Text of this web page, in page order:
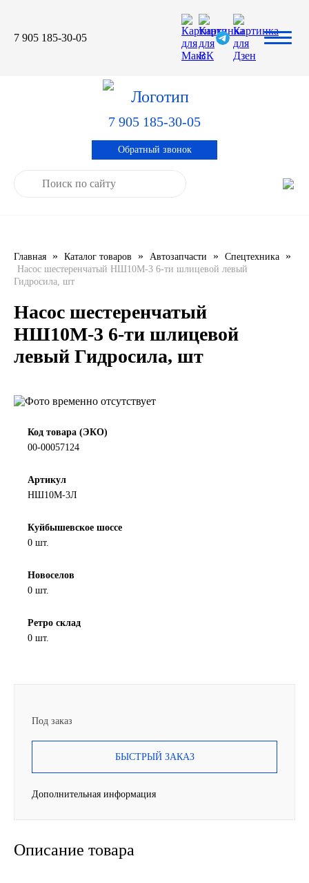
7 905 185-30-05
ELF
IDEMITSU
LIQUI MOLY
LUXE
MANNOL
MOBIL
OIL RIGHT
Petro Canada
REPSOL
SINTEC
UNIX
BP VISCO
Специальная оценка условий труда
Применяемость тормозных
Система контроля качества
Сертификация продукции
7 905 185-30-05
Обратный звонок
Главная » Каталог товаров » Автозапчасти » Спецтехника »
Насос шестеренчатый НШ10М-3 6-ти шлицевой левый
Гидросила, шт
Насос шестеренчатый
НШ10М-3 6-ти шлицевой
левый Гидросила, шт
Код товара (ЭКО)
00-00057124
Артикул
НШ10М-3Л
Куйбышевское шоссе
0 шт.
Новоселов
0 шт.
Ретро склад
0 шт.
Под заказ
БЫСТРЫЙ ЗАКАЗ
Дополнительная информация
Описание товара